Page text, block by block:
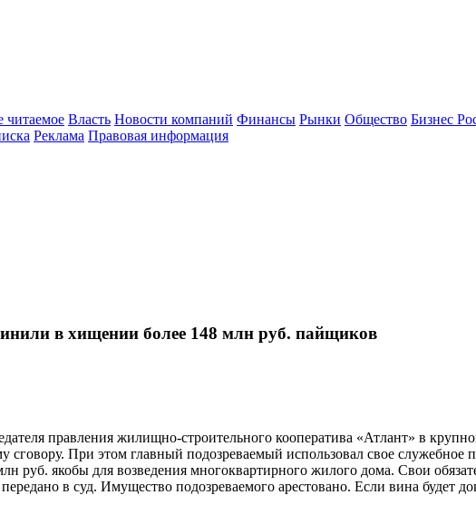
читаемое Власть Новости компаний Финансы Рынки Общество Бизнес
Реклама Правовая информация
в хищении более 148 млн руб. пайщиков
правления жилищно-строительного кооператива «Атлант» в
При этом главный подозреваемый использовал свое служебное
руб. якобы для возведения многоквартирного жилого дома. Свои
в суд. Имущество подозреваемого арестовано. Если вина